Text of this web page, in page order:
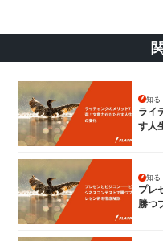
ライ
す人
知る
プレ
勝つ
知る